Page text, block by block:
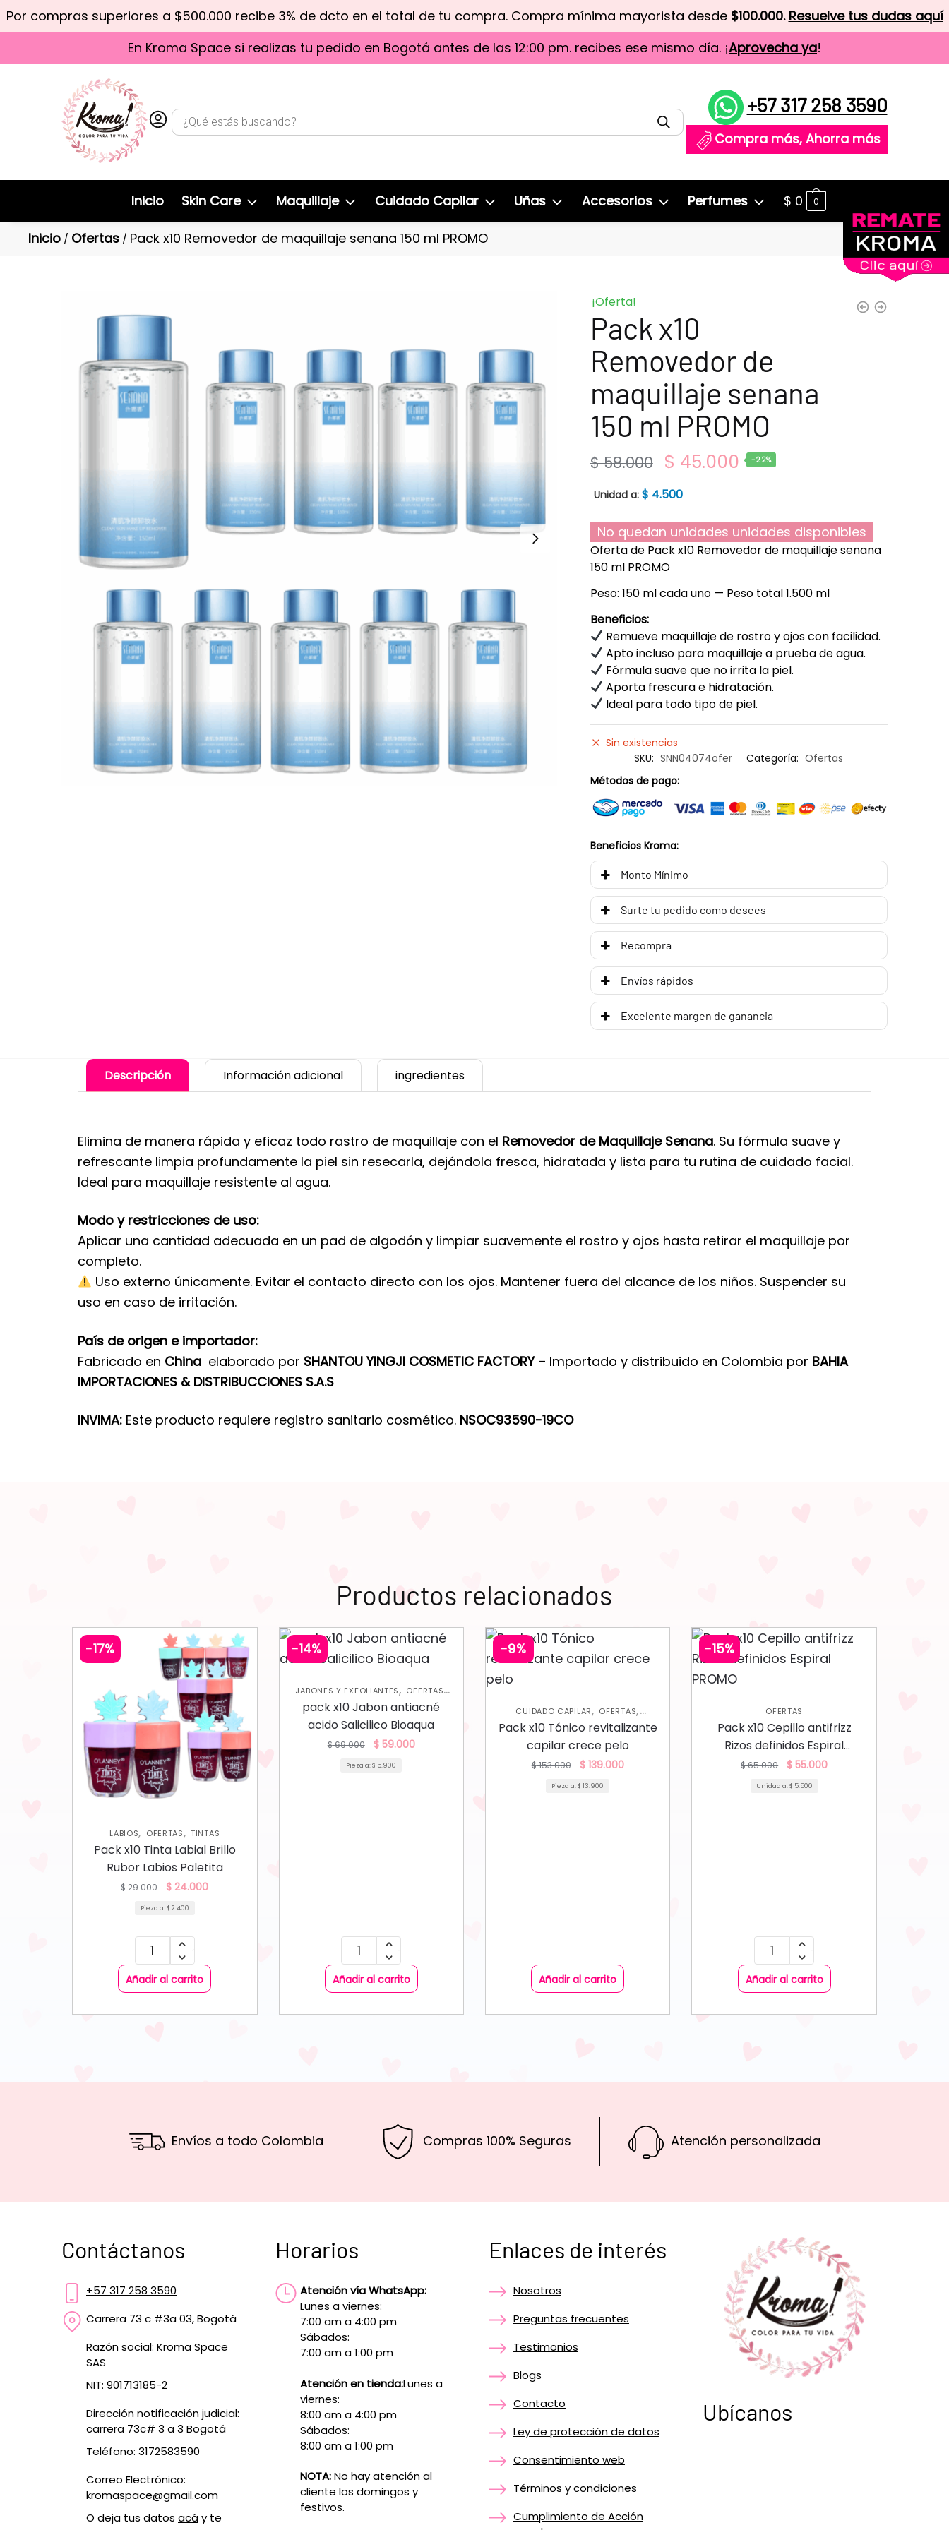
Por compras superiores a $500.000 recibe 3% de dcto en el total de tu compra. Compra mínima mayorista desde $100.000. Resuelve tus dudas aquí
En Kroma Space si realizas tu pedido en Bogotá antes de las 12:00 pm. recibes ese mismo día. ¡Aprovecha ya!
+57 317 258 3590
Compra más, Ahorra más
Inicio Skin Care Maquillaje Cuidado Capilar Uñas Accesorios Perfumes $ 0 0
Inicio / Ofertas / Pack x10 Removedor de maquillaje senana 150 ml PROMO
¡Oferta!
Pack x10
Removedor de
maquillaje senana
150 ml PROMO
$58.000 $ 45.000 -22%
Unidad a: $ 4.500
No quedan unidades unidades disponibles
Oferta de Pack x10 Removedor de maquillaje senana
150 ml PROMO
Peso: 150 ml cada uno — Peso total 1.500 ml
Beneficios:
Remueve maquillaje de rostro y ojos con facilidad.
Apto incluso para maquillaje a prueba de agua.
Fórmula suave que no irrita la piel.
Aporta frescura e hidratación.
Ideal para todo tipo de piel.
Sin existencias
SKU: SNN04074ofer Categoría: Ofertas
Métodos de pago:
Beneficios Kroma:
Monto Mínimo
Surte tu pedido como desees
Recompra
Envíos rápidos
Excelente margen de ganancia
Descripción Información adicional ingredientes
Elimina de manera rápida y eficaz todo rastro de maquillaje con el Removedor de Maquillaje Senana. Su fórmula suave y
refrescante limpia profundamente la piel sin resecarla, dejándola fresca, hidratada y lista para tu rutina de cuidado facial.
Ideal para maquillaje resistente al agua.
Modo y restricciones de uso:
Aplicar una cantidad adecuada en un pad de algodón y limpiar suavemente el rostro y ojos hasta retirar el maquillaje por
completo.
Uso externo únicamente. Evitar el contacto directo con los ojos. Mantener fuera del alcance de los niños. Suspender su
uso en caso de irritación.
País de origen e importador:
Fabricado en Chinaelaborado por SHANTOU YINGJI COSMETIC FACTORY– Importado y distribuido en Colombia por BAHIA
IMPORTACIONES & DISTRIBUCCIONES S.A.S
INVIMA:Este producto requiere registro sanitario cosmético. NSOC93590-19CO
Productos relacionados
-17%
LABIOS, OFERTAS,TINTAS
Pack x10 Tinta Labial Brillo
Rubor Labios Paletita
$29.000 $ 24.000
Pieza a:$ 2.400
Añadir al carrito
-14%
JABONES Y EXFOLIANTES, OFERTAS,
SKIN CARE FACIAL
pack x10 Jabon antiacné
acido Salicilico Bioaqua
$69.000 $59.000
Pieza a:$ 5.900
Añadir al carrito
-9%
CUIDADO CAPILAR, OFERTAS,
TRATAMIENTOS CAPILARES
Pack x10 Tónico revitalizante
capilar crece pelo
$153.000 $139.000
Pieza a:$ 13.900
Añadir al carrito
-15%
OFERTAS
Pack x10 Cepillo antifrizz
Rizos definidos Espiral
PROMO
$65.000 $ 55.000
Unidad a:$ 5.500
Añadir al carrito
Envíos a todo Colombia Compras 100% Seguras Atención personalizada
Contáctanos
+57 317 258 3590
Carrera 73 c #3a 03, Bogotá
Razón social: Kroma Space
SAS
NIT: 901713185-2
Dirección notificación judicial:
carrera 73c# 3 a 3 Bogotá
Teléfono: 3172583590
Correo Electrónico:
kromaspace@gmail.com
O deja tus datos acáy te
Horarios
Atención vía WhatsApp:
Lunes a viernes:
7:00 am a 4:00 pm
Sábados:
7:00 am a 1:00 pm
Atención en tienda:Lunes a
viernes:
8:00 am a 4:00 pm
Sábados:
8:00 am a 1:00 pm
NOTA:No hay atención al
cliente los domingos y
festivos.
Enlaces de interés
Nosotros
Preguntas frecuentes
Testimonios
Blogs
Contacto
Ley de protección de datos
Consentimiento web
Términos y condiciones
Cumplimiento de Acción
Ubícanos